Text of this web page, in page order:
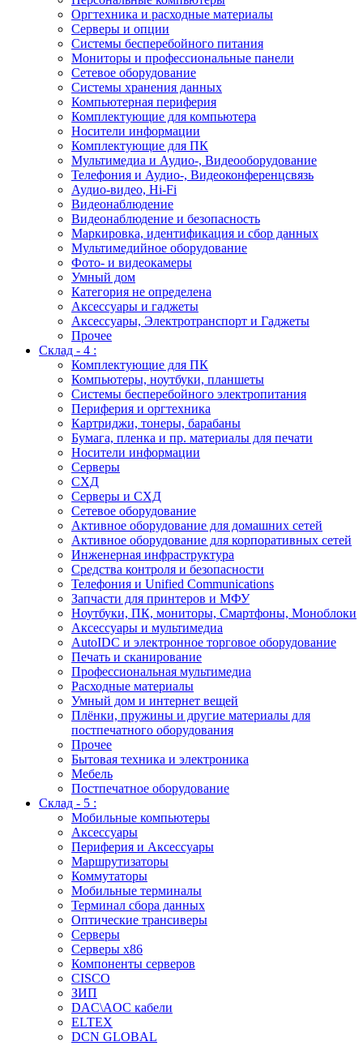
Оргтехника и расходные материалы
Серверы и опции
Системы бесперебойного питания
Мониторы и профессиональные панели
Сетевое оборудование
Системы хранения данных
Компьютерная периферия
Комплектующие для компьютера
Носители информации
Комплектующие для ПК
Мультимедиа и Аудио-, Видеооборудование
Телефония и Аудио-, Видеоконференцсвязь
Аудио-видео, Hi-Fi
Видеонаблюдение
Видеонаблюдение и безопасность
Маркировка, идентификация и сбор данных
Мультимедийное оборудование
Фото- и видеокамеры
Умный дом
Категория не определена
Аксессуары и гаджеты
Аксессуары, Электротранспорт и Гаджеты
Прочее
Склад - 4 :
Комплектующие для ПК
Компьютеры, ноутбуки, планшеты
Системы бесперебойного электропитания
Периферия и оргтехника
Картриджи, тонеры, барабаны
Бумага, пленка и пр. материалы для печати
Носители информации
Серверы
СХД
Серверы и СХД
Сетевое оборудование
Активное оборудование для домашних сетей
Активное оборудование для корпоративных сетей
Инженерная инфраструктура
Средства контроля и безопасности
Телефония и Unified Communications
Запчасти для принтеров и МФУ
Ноутбуки, ПК, мониторы, Смартфоны, Моноблоки
Аксессуары и мультимедиа
AutoIDC и электронное торговое оборудование
Печать и сканирование
Профессиональная мультимедиа
Расходные материалы
Умный дом и интернет вещей
Плёнки, пружины и другие материалы для
постпечатного оборудования
Прочее
Бытовая техника и электроника
Мебель
Постпечатное оборудование
Склад - 5 :
Мобильные компьютеры
Аксессуары
Периферия и Аксессуары
Маршрутизаторы
Коммутаторы
Мобильные терминалы
Терминал сбора данных
Оптические трансиверы
Серверы
Серверы x86
Компоненты серверов
CISCO
ЗИП
DAC\AOC кабели
ELTEX
DCN GLOBAL